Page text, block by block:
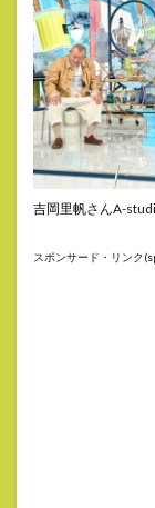
吉岡里帆 さんA-
スポンサード・リンク